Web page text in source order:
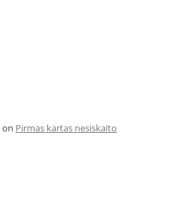
on Pirmas kartas nesiskaito